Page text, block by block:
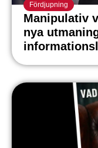
Fördjupning
Manipulativ
nya